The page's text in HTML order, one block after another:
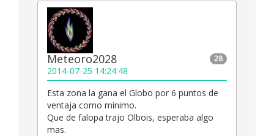
28
Meteoro2028
2014-07-25 14:24:48
Esta zona la gana el Globo por 6 puntos de
ventaja como mínimo.
Que de falopa trajo Olbois, esperaba algo
mas.